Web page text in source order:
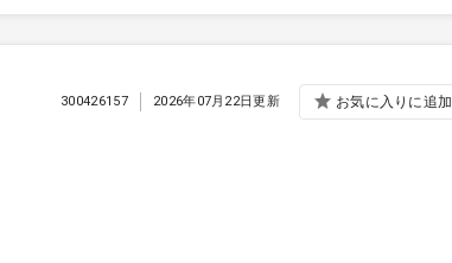
300426157 2026年07月22日更新 お気に入りに追加